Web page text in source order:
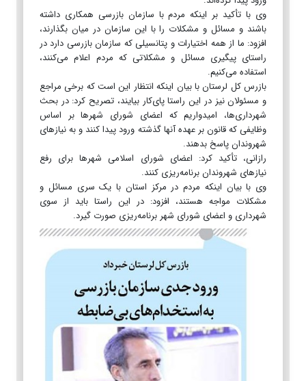
وی با تأکید بر اینکه مردم با سازمان بازرسی همکاری داشته
باشند و مسائل و مشکلات را با این سازمان در میان بگذارند،
افزود: ما از همه اختیارات و پتانسیلی که سازمان بازرسی دارد در
راستای پیگیری مسائل و مشکلاتی که مردم اعلام می‌کنند،
استفاده می‌کنیم.
بازرس کل لرستان با بیان اینکه انتظار این است که برخی مراجع
و مسئولان نیز در این راستا پای‌کار بیایند، تصریح کرد: در بحث
شهرداری‌ها، امیدواریم که اعضای شورای شهرها بر اساس
وظایفی که قانون بر عهده آنها گذشته ورود پیدا کنند و به نیازهای
شهروندان پاسخ بدهند.
رازانی، تأکید کرد: اعضای شورای اسلامی شهرها برای رفع
نیازهای شهروندان برنامه‌ریزی کنند.
وی با بیان اینکه مردم در مرکز استان با یک سری مسائل و
مشکلات مواجه هستند، افزود: در این راستا باید از سوی
شهرداری و اعضای شورای شهر برنامه‌ریزی صورت گیرد.